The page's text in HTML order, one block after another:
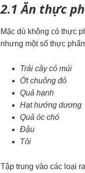
2.1 Ăn thực
Mặc dù không có thực
nhưng một số thực
Trái cây có múi
Ớt chuông đỏ
Quả hạnh
Hạt hướng dương
Quả óc chó
Đậu
Tỏi
Tập trung vào các loại